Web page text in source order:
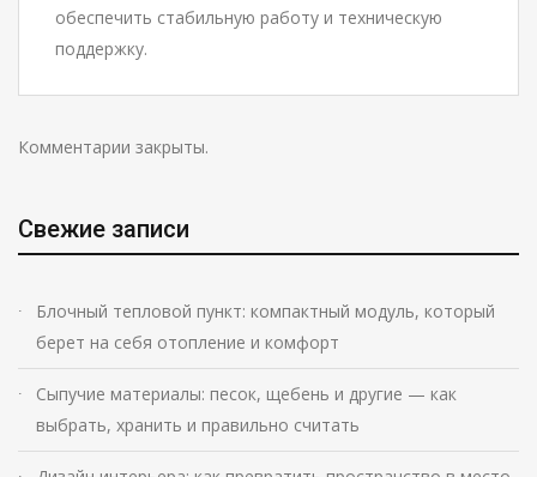
обеспечить стабильную работу и техническую
поддержку.
Комментарии закрыты.
Свежие записи
Блочный тепловой пункт: компактный модуль, который
берет на себя отопление и комфорт
Сыпучие материалы: песок, щебень и другие — как
выбрать, хранить и правильно считать